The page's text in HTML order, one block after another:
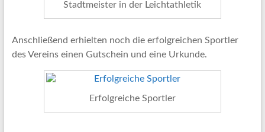
Stadtmeister in der Leichtathletik
Anschließend erhielten noch die erfolgreichen Sportler
des Vereins einen Gutschein und eine Urkunde.
Erfolgreiche Sportler